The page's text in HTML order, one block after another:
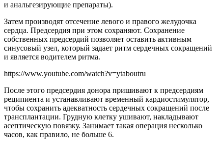
и анальгезирующие препараты).
Затем производят отсечение левого и правого желудочка
сердца. Предсердия при этом сохраняют. Сохранение
собственных предсердий позволяет оставить активным
синусовый узел, который задает ритм сердечных сокращений
и является водителем ритма.
https://www.youtube.com/watch?v=ytaboutru
После этого предсердия донора пришивают к предсердиям
реципиента и устанавливают временный кардиостимулятор,
чтобы сохранить адекватность сердечных сокращений после
трансплантации. Грудную клетку ушивают, накладывают
асептическую повязку. Занимает такая операция несколько
часов, как правило, не больше 6.